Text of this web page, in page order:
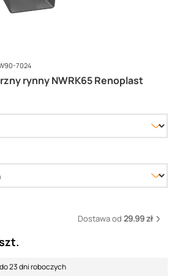
rynny NWRK65 Renoplast
7024
Dostawa od 29.99 zł
23 dni roboczych